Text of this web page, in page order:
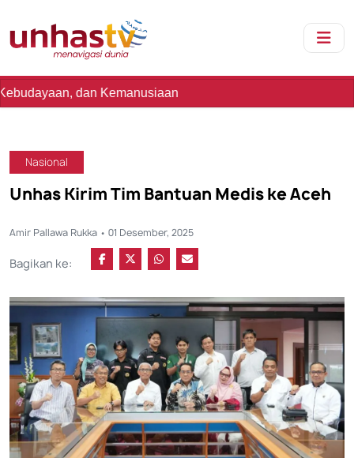
Kemanusiaan
Nasional
Unhas Kirim Tim Bantuan Medis ke Aceh
Amir Pallawa Rukka • 01 Desember, 2025
Bagikan ke: